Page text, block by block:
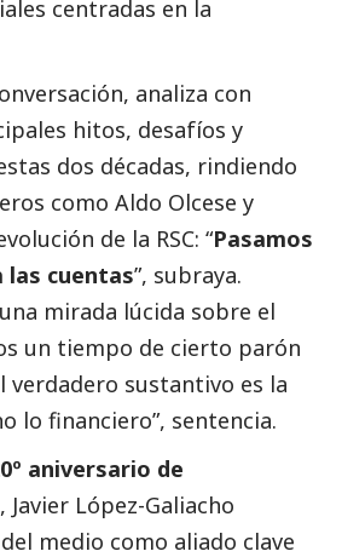
centradas en la
analiza con
hitos, desafíos y
dos décadas, rindiendo
como Aldo Olcese y
de la RSC: “Pasamos
las cuentas”, subraya.
mirada lúcida sobre el
un tiempo de cierto parón
sustantivo es la
lo financiero”, sentencia.
aniversario de
, Javier López-Galiacho
medio como aliado clave